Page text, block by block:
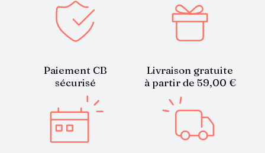
Paiement CB
sécurisé
Livraison gratuite
à partir de 59,00 €